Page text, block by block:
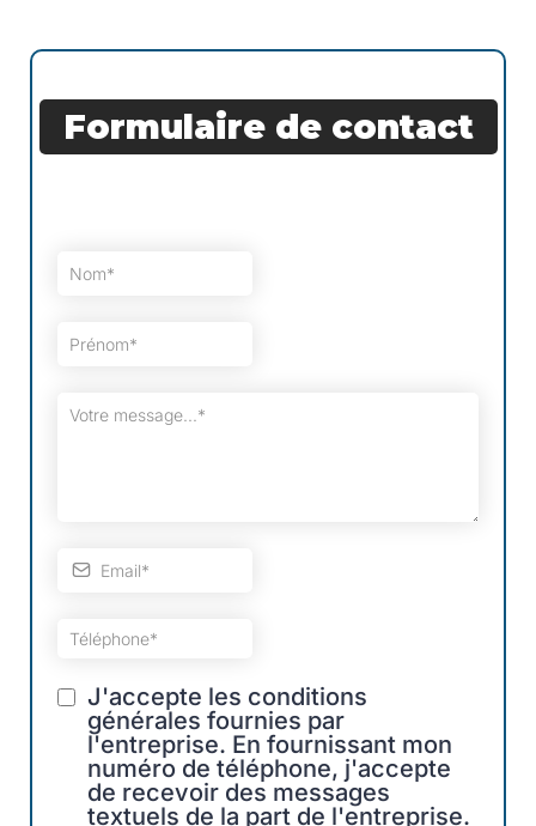
Formulaire de contact
J'accepte les conditions
générales fournies par
l'entreprise. En fournissant mon
numéro de téléphone, j'accepte
de recevoir des messages
textuels de la part de l'entreprise.